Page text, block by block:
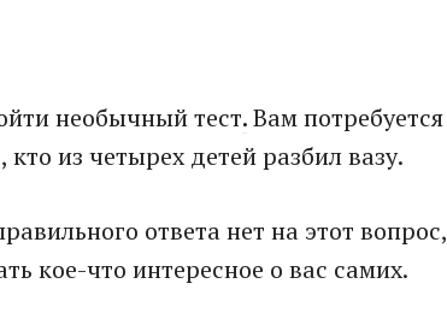
необычный тест.Вам потребуется
из четырех детей разбил вазу.
ответа нет на этот вопрос,
кое-что интересное о вас самих.